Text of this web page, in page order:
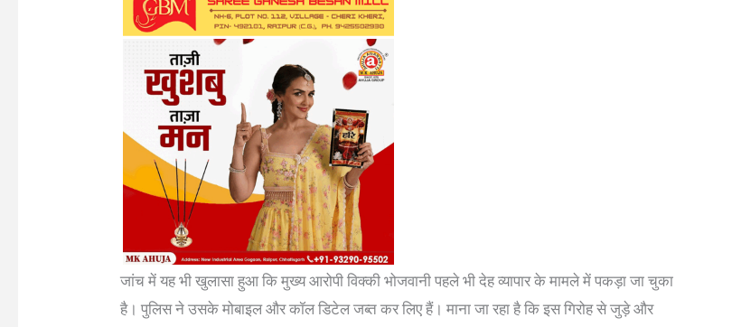
जांच में यह भी खुलासा हुआ कि मुख्य आरोपी विक्की भोजवानी पहले भी देह व्यापार के मामले में पकड़ा जा चुका
है। पुलिस ने उसके मोबाइल और कॉल डिटेल जब्त कर लिए हैं। माना जा रहा है कि इस गिरोह से जुड़े और